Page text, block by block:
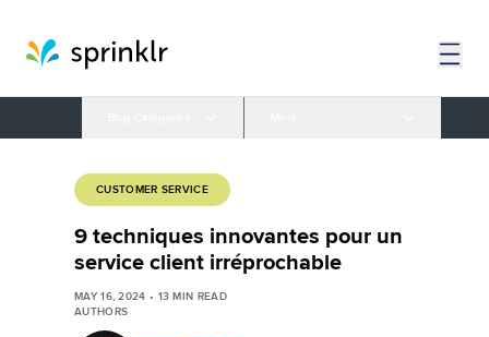
CUSTOMER SERVICE
9 techniques innovantes pour un
service client irréprochable
MAY 16, 2024 • 13 MIN READ
AUTHORS